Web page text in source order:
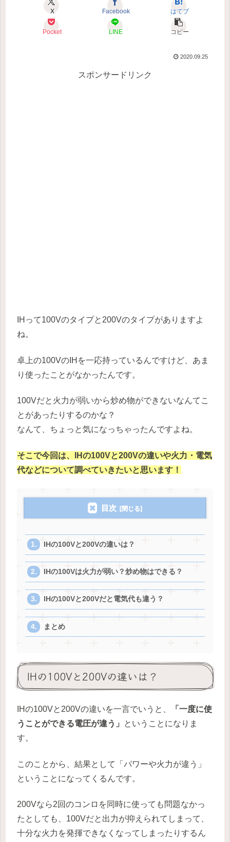
X Facebook はてブ
Pocket LINE コピー
2020.09.25
スポンサードリンク
IHって100Vのタイプと200Vのタイプがありますよ
ね。
卓上の100VのIHを一応持っているんですけど、あま
り使ったことがなかったんです。
100Vだと火力が弱いから炒め物ができないなんてこ
とがあったりするのかな？
なんて、ちょっと気になっちゃったんですよね。
そこで今回は、IHの100Vと200Vの違いや火力・電気
代などについて調べていきたいと思います！
目次
IHの100Vと200Vの違いは？
IHの100Vは火力が弱い？炒め物はできる？
IHの100Vと200Vだと電気代も違う？
まとめ
IHの100Vと200Vの違いは？
IHの100Vと200Vの違いを一言でいうと、
「一度に使
うことができる電圧が違う」
ということになりま
す。
このことから、結果として「パワーや火力が違う」
ということになってくるんです。
200Vなら2回のコンロを同時に使っても問題なかっ
たとしても、100Vだと出力が抑えられてしまって、
十分な火力を発揮できなくなってしまったりするん